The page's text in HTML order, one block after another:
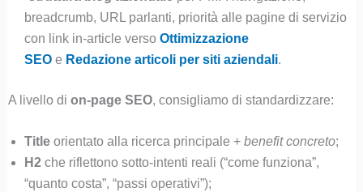
breadcrumb, URL parlanti, priorità alle pagine di servizio
con link in-article verso Ottimizzazione
SEOe Redazione articoli per siti aziendali.
A livello di on-page SEO, consigliamo di standardizzare:
Titleorientato alla ricerca principale + benefit concreto;
H2che riflettono sotto-intenti reali (“come funziona”,
“quanto costa”, “passi operativi”);